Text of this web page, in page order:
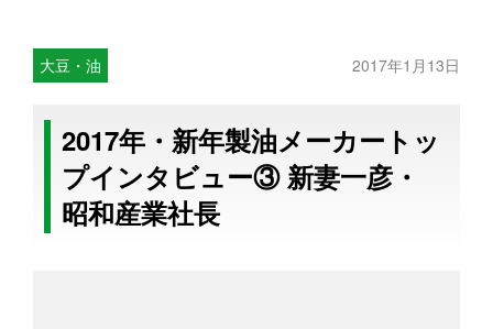
大豆・油 2017年1月13日
2017年・新年製油メーカートッ
プインタビュー③ 新妻一彦・
昭和産業社長